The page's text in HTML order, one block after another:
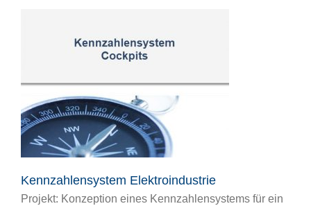
Kennzahlensystem Elektroindustrie
Projekt: Konzeption eines Kennzahlensystems für ein